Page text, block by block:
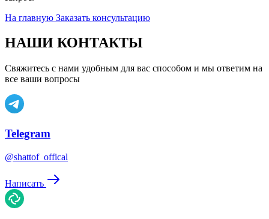
На главную Заказать консультацию
НАШИ КОНТАКТЫ
Свяжитесь с нами удобным для вас способом и мы ответим на
все ваши вопросы
Telegram
@shattof_offical
Написать